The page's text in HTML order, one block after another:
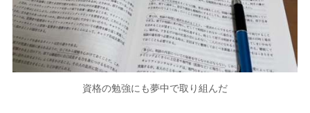
資格の勉強にも夢中で取り組んだ